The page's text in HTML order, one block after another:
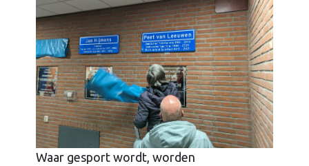
Waar gesport wordt, worden